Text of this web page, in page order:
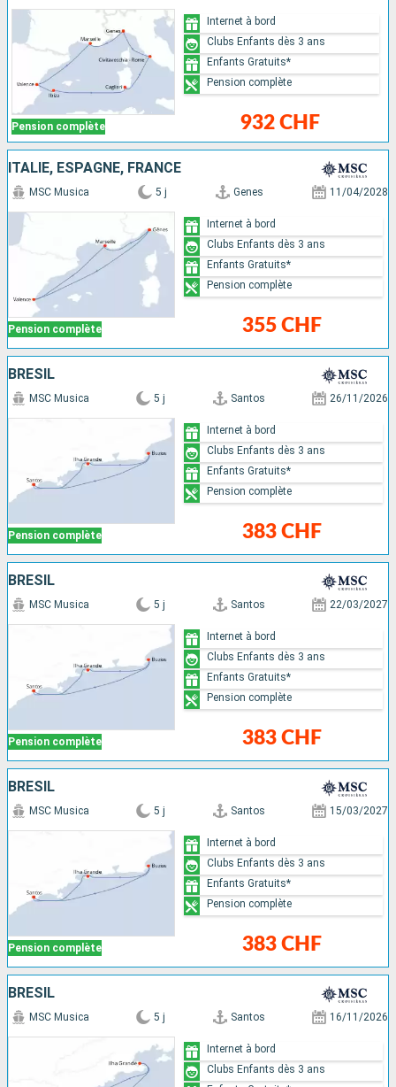
Pension complète 932 CHF
Internet à bord
Clubs Enfants dès 3 ans
Enfants Gratuits*
Pension complète
ITALIE, ESPAGNE, FRANCE
Pension complète
MSC Musica 5 j Genes 11/04/2028
355 CHF
Internet à bord
Clubs Enfants dès 3 ans
Enfants Gratuits*
Pension complète
BRÉSIL
Pension complète
MSC Musica 5 j Santos 26/11/2026
383 CHF
Internet à bord
Clubs Enfants dès 3 ans
Enfants Gratuits*
Pension complète
BRÉSIL
Pension complète
MSC Musica 5 j Santos 22/03/2027
383 CHF
Internet à bord
Clubs Enfants dès 3 ans
Enfants Gratuits*
Pension complète
BRÉSIL
Pension complète
MSC Musica 5 j Santos 15/03/2027
383 CHF
Internet à bord
Clubs Enfants dès 3 ans
Enfants Gratuits*
Pension complète
BRÉSIL
MSC Musica 5 j Santos 16/11/2026
Internet à bord
Clubs Enfants dès 3 ans